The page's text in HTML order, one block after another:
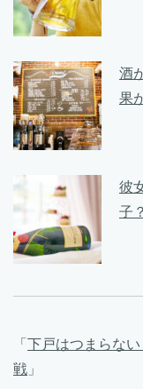
酒
果
彼
子
「 下戸はつまらな
戦 」